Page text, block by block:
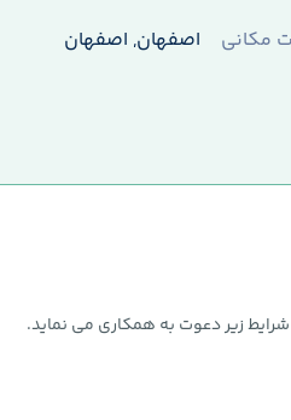
مکانی
اصفهان, اصفهان
زیر دعوت به همکاری می نماید.